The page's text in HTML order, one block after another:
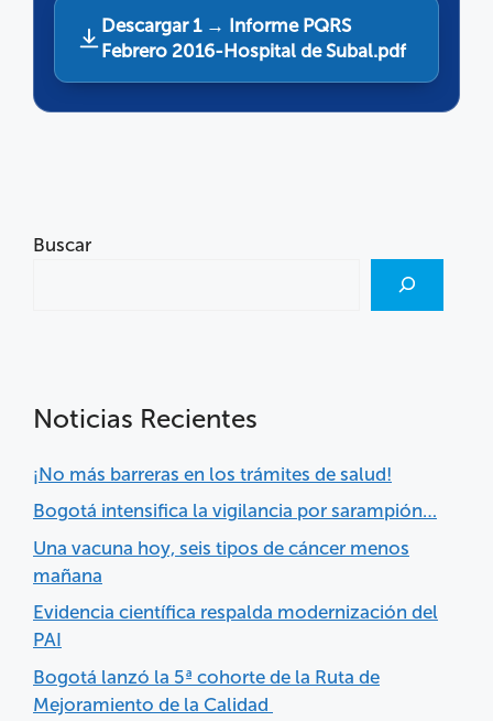
Descargar 1 → Informe PQRS
Febrero 2016-Hospital de Subal.pdf
Buscar
Noticias Recientes
¡No más barreras en los trámites de salud!
Bogotá intensifica la vigilancia por sarampión…
Una vacuna hoy, seis tipos de cáncer menos
mañana
Evidencia científica respalda modernización del
PAI
Bogotá lanzó la 5ª cohorte de la Ruta de
Mejoramiento de la Calidad